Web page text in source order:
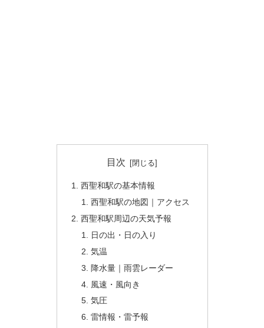
目次
西聖和駅の基本情報
西聖和駅の地図｜アクセス
西聖和駅周辺の天気予報
日の出・日の入り
気温
降水量｜雨雲レーダー
風速・風向き
気圧
雷情報・雷予報